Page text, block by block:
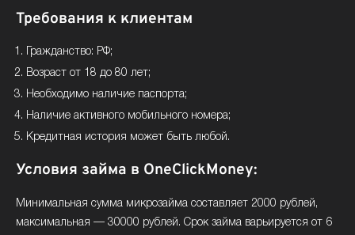
Требования к клиентам
Гражданство: РФ;
Возраст от 18 до 80 лет;
Необходимо наличие паспорта;
Наличие активного мобильного номера;
Кредитная история может быть любой.
Условия займа в OneClickMoney:
Минимальная сумма микрозайма составляет 2000 рублей,
максимальная — 30000 рублей. Срок займа варьируется от 6